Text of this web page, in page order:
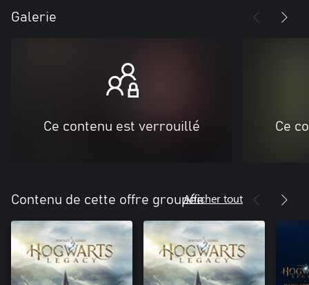
Galerie
Ce contenu est verrouillé Ce
Contenu de cette offre groupéeAfficher tout